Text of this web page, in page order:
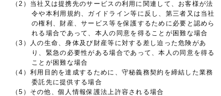
（2）当社又は提携先のサービスの利用に関連して、お客様が法
令や本利用規約、ガイドライン等に反し、第三者又は当社
の権利、財産、サービス等を保護するために必要と認めら
れる場合であって、本人の同意を得ることが困難な場合
（3）人の生命、身体及び財産等に対する差し迫った危険があ
り、緊急の必要性がある場合であって、本人の同意を得る
ことが困難な場合
（4）利用目的を達成するために、守秘義務契約を締結した業務
委託先に提供する場合
（5）その他、個人情報保護法上許容される場合